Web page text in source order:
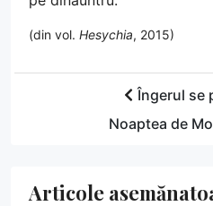
(din vol. Hesychia, 2015)
Îngerul se
Noaptea de
Articole